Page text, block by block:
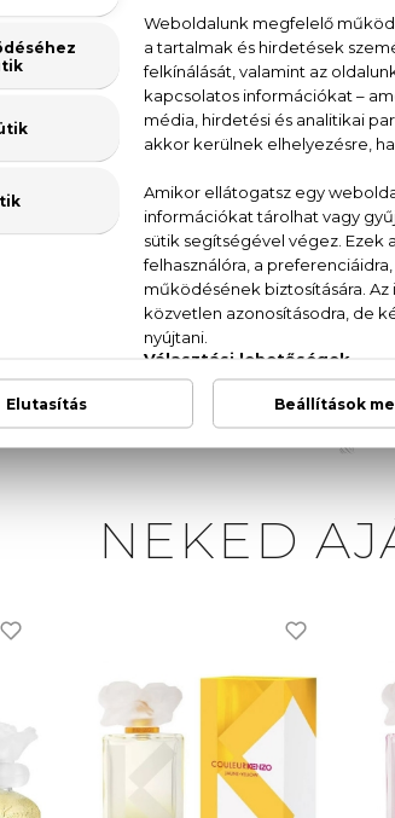
újra képes meglepetést okozni,
puhán nőies és gyengéd illat!
tea, tubarózsa, frézia,
PARFUM (FRAGRANCE), AQUA
IONONE, ETHYLHEXYL
BUTYLENE GLYCOL,
CITRAL, GERANIOL, EUGENOL,
(EXT.VIOLET 2)
NEKED